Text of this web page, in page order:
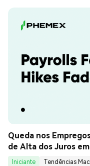
Queda nos
de Alta dos Juros
Iniciante
Tendências